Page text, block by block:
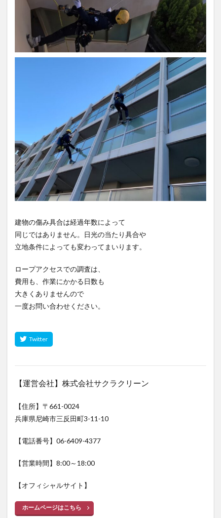
建物の傷み具合は経過年数によって
同じではありません。日光の当たり具合や
立地条件によっても変わってまいります。
ロープアクセスでの調査は、
費用も、作業にかかる日数も
大きくありませんので
一度お問い合わせください。
【運営会社】株式会社サクラクリーン
【住所】〒661-0024
兵庫県尼崎市三反田町3-11-10
【電話番号】06-6409-4377
【営業時間】8:00～18:00
【オフィシャルサイト】
ホームページはこちら